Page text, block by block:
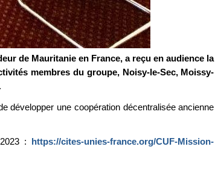
de Mauritanie en France, a reçu en audience la
membres du groupe, Noisy-le-Sec, Moissy-
développer une coopération décentralisée ancienne
: https://cites-unies-france.org/CUF-Mission-